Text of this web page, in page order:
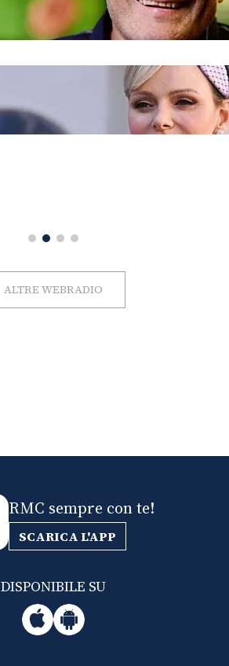
ALTRE WEBRADIO
RMC sempre con te!
SCARICA L'APP
DISPONIBILE SU